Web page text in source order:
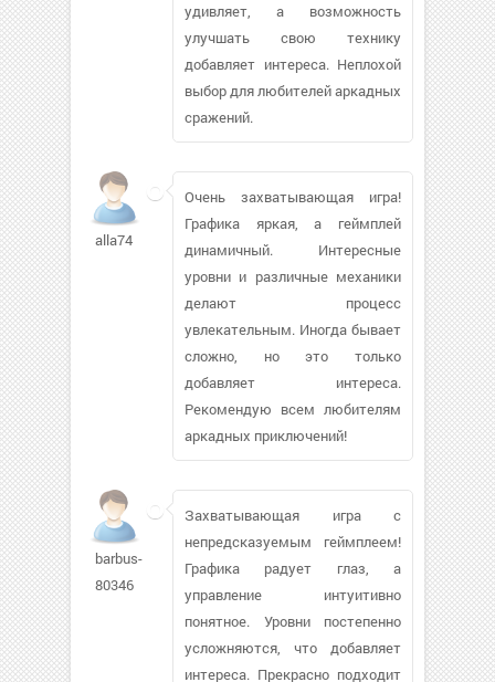
удивляет, а возможность
улучшать свою технику
добавляет интереса. Неплохой
выбор для любителей аркадных
сражений.
alla74
Очень захватывающая игра!
Графика яркая, а геймплей
динамичный. Интересные
уровни и различные механики
делают процесс
увлекательным. Иногда бывает
сложно, но это только
добавляет интереса.
Рекомендую всем любителям
аркадных приключений!
barbus-
80346
Захватывающая игра с
непредсказуемым геймплеем!
Графика радует глаз, а
управление интуитивно
понятное. Уровни постепенно
усложняются, что добавляет
интереса. Прекрасно подходит